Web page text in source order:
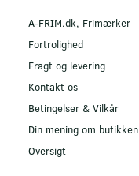
A-FRIM.dk, Frimærker
Fortrolighed
Fragt og levering
Kontakt os
Betingelser & Vilkår
Din mening om butikken
Oversigt